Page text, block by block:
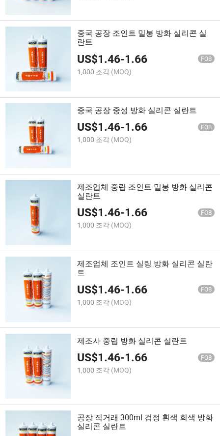
중국 공장 조인트 밀봉 방화 실리콘 실
란트
US$1.46-1.66 FOB
1,000 조각 (MOQ)
중국 공장 중성 방화 실리콘 실란트
US$1.46-1.66 FOB
1,000 조각 (MOQ)
제조업체 중립 조인트 밀봉 방화 실리콘
실란트
US$1.46-1.66 FOB
1,000 조각 (MOQ)
제조업체 조인트 실링 방화 실리콘 실란
트
US$1.46-1.66 FOB
1,000 조각 (MOQ)
제조사 중립 방화 실리콘 실란트
US$1.46-1.66 FOB
1,000 조각 (MOQ)
공장 직거래 300ml 검정 흰색 회색 방화
실리콘 실란트